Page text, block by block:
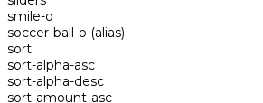
smile-o
soccer-ball-o (alias)
sort
sort-alpha-asc
sort-alpha-desc
sort-amount-asc